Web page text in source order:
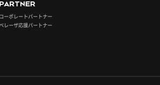
PARTNER
コーポレートパートナー
レーザ応援パートナー